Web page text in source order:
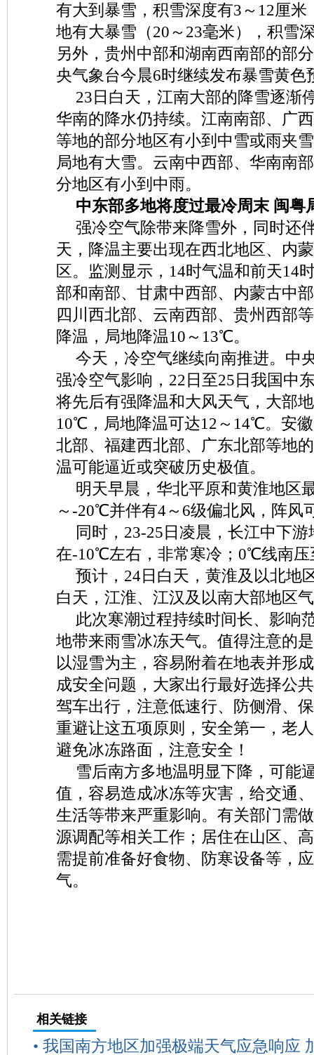
有大到暴雪，积雪深度有3～12厘米
地有大暴雪（20～23毫米），积雪
另外，贵州中部和湖南西南部的部
央气象台今晨6时继续发布暴雪黄色
23日白天，江南大部的降雪逐渐
华南的降水仍持续。江南南部、广
等地的部分地区有小到中雪或雨夹
局地有大雪。云南中西部、华南南
分地区有小到中雨。
中东部多地将度过最冷周末 闽粤
强冷空气除带来降雪外，同时还
天，降温主要出现在西北地区、内
区。监测显示，14时气温和前天14
部和南部、甘肃中西部、内蒙古中
四川西北部、云南西部、贵州西部
降温，局地降温10～13℃。
今天，冷空气继续向南推进。中
强冷空气影响，22日至25日我国中
将先后有强降温和大风天气，大部
10℃，局地降温可达12～14℃。安
北部、福建西北部、广东北部等地
温可能逼近或突破历史极值。
明天早晨，华北平原和黄淮地区
～-20℃并伴有4～6级偏北风，阵风
同时，23-25日凌晨，长江中下
在-10℃左右，非常寒冷；0℃线南压
预计，24日白天，黄淮及以北地
白天，江淮、江汉及以南大部地区
此次寒潮过程持续时间长、影响
地带来雨雪冰冻天气。值得注意的
以湿雪为主，容易附着在地表并形
成安全问题，大家出行最好选择公
驾车出行，注意低速行、防侧滑、
重避让这五项原则，安全第一，老
避免冰冻路面，注意安全！
雪后南方多地温明显下降，可能
值，容易造成冰冻等灾害，给交通
生活等带来严重影响。有关部门需
源调配等相关工作；居住在山区、
需提前准备好食物、防寒设备等，
气。
相关链接
• 我国南方地区加强极端天气应急响应